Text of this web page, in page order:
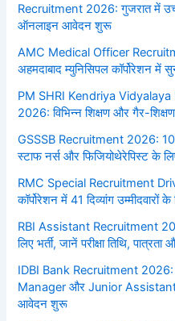
Recruitment 2026: गुजरात में उच्च
ऑनलाइन आवेदन शुरू
AMC Medical Officer
अहमदाबाद म्युनिसिपल कॉर्पोरेशन में
PM SHRI Kendriya
2026: विभिन्न शिक्षण और गैर-
GSSSB Recruitment 2026:
स्टाफ नर्स और फिजियोथेरेपिस्ट के
RMC Special Recruitment
कॉर्पोरेशन में 41 दिव्यांग
RBI Assistant Recruitment
लिए भर्ती, जानें परीक्षा तिथि,
IDBI Bank Recruitment
Manager और Junior
आवेदन शुरू